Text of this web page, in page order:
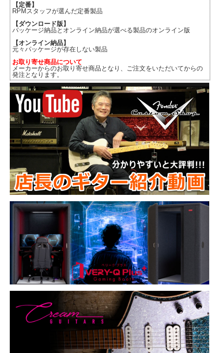
【定番】
RPMスタッフが選んだ定番製品
【ダウンロード版】
パッケージ納品とオンライン納品が選べる製品のオンライン版
【オンライン納品】
元々パッケージが存在しない製品
お取り寄せ商品について
メーカーからのお取り寄せ商品となり、ご注文をいただいてからの
発注となります。